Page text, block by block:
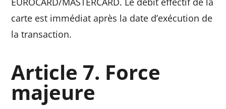
carte est immédiat après la date d’exécution de
la transaction.
Article 7. Force
majeure